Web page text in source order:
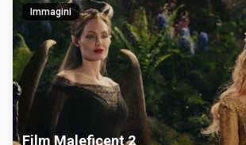
Immagini
Film Maleficent 2